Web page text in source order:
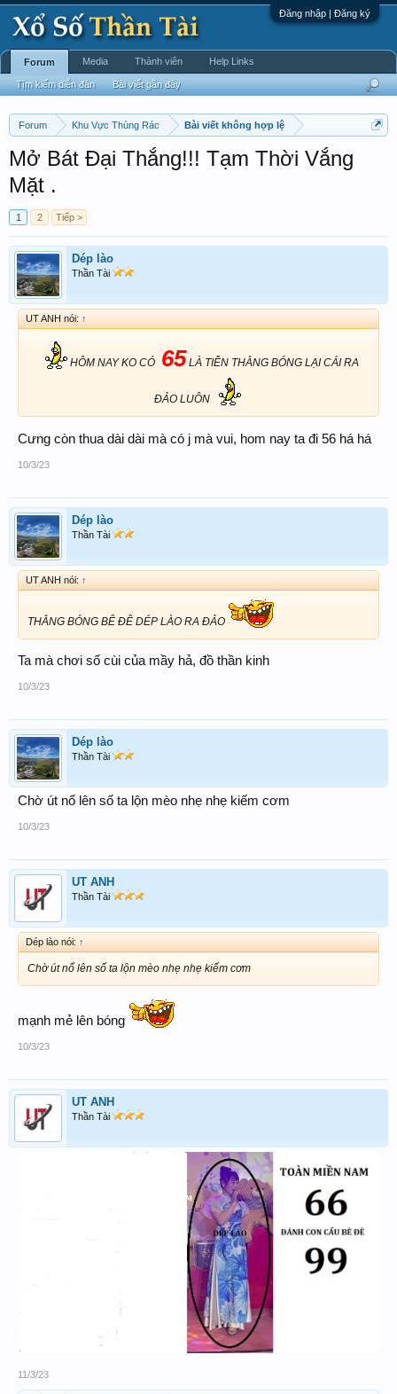
Đăng nhập | Đăng ký
Forum Khu Vực Thùng Rác Bài viết không hợp lệ
Mở Bát Đại Thắng!!! Tạm Thời Vắng
Mặt .
1 2 Tiếp >
Dép lào
Thần Tài
UT ANH nói: ↑
HÔM NAY KO CÓ65LÀ TIỄN THẰNG BÓNG LẠI CÁI RA
ĐẢO LUÔN
Cưng còn thua dài dài mà có j mà vui, hom nay ta đi 56 há há
10/3/23
Dép lào
Thần Tài
UT ANH nói: ↑
THẰNG BÓNG BÊ ĐÊ DÉP LÀO RA ĐẢO
Ta mà chơi số cùi của mầy hả, đồ thần kinh
10/3/23
Dép lào
Thần Tài
Chờ út nổ lên số ta lộn mèo nhẹ nhẹ kiếm cơm
10/3/23
UT ANH
Thần Tài
Dép lào nói: ↑
Chờ út nổ lên số ta lộn mèo nhẹ nhẹ kiếm cơm
mạnh mẻ lên bóng
10/3/23
UT ANH
Thần Tài
11/3/23
Forum
Tìm kiếm diễn đàn Bài viết gần đây
Media Thành viên Help Links